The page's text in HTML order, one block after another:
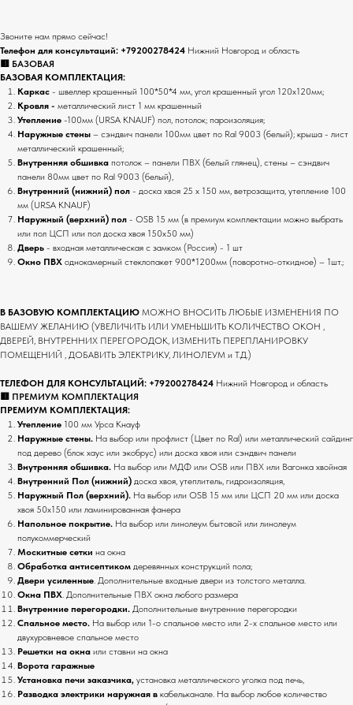
Звоните нам прямо сейчас!
Телефон для консультаций: +79200278424 Нижний Новгород и область
🟥 БАЗОВАЯ
БАЗОВАЯ КОМПЛЕКТАЦИЯ:
Каркас - швеллер крашенный 100*50*4 мм, угол крашенный угол 120х120мм;
Кровля - металлический лист 1 мм крашенный
Утепление -100мм (URSA KNAUF) пол, потолок; пароизоляция;
Наружные стены – сэндвич панели 100мм цвет по Ral 9003 (белый); крыша - лист
металлический крашенный;
Внутренняя обшивка потолок – панели ПВХ (белый глянец), стены – сэндвич
панели 80мм цвет по Ral 9003 (белый),
Внутренний (нижний) пол - доска хвоя 25 х 150 мм, ветрозащита, утепление 100
мм (URSA KNAUF)
Наружный (верхний) пол - OSB 15 мм (в премиум комплектации можно выбрать
или пол ЦСП или пол доска хвоя 150х50 мм)
Дверь - входная металлическая с замком (Россия) - 1 шт
Окно ПВХ однокамерный стеклопакет 900*1200мм (поворотно-откидное) – 1шт.;
В БАЗОВУЮ КОМПЛЕКТАЦИЮ МОЖНО ВНОСИТЬ ЛЮБЫЕ ИЗМЕНЕНИЯ ПО
ВАШЕМУ ЖЕЛАНИЮ (УВЕЛИЧИТЬ ИЛИ УМЕНЬШИТЬ КОЛИЧЕСТВО ОКОН ,
ДВЕРЕЙ, ВНУТРЕННИХ ПЕРЕГОРОДОК, ИЗМЕНИТЬ ПЕРЕПЛАНИРОВКУ
ПОМЕЩЕНИЙ , ДОБАВИТЬ ЭЛЕКТРИКУ, ЛИНОЛЕУМ и Т.Д.)
ТЕЛЕФОН ДЛЯ КОНСУЛЬТАЦИЙ: +79200278424 Нижний Новгород и область
🟥 ПРЕМИУМ КОМПЛЕКТАЦИЯ
ПРЕМИУМ КОМПЛЕКТАЦИЯ:
Утепление 100 мм Урса Кнауф
Наружные стены. На выбор или профлист (Цвет по Ral) или металлический сайдинг
под дерево (блок хаус или экобрус) или доска хвоя или сэндвич панели
Внутренняя обшивка. На выбор или МДФ или OSB или ПВХ или Вагонка хвойная
Внутренний Пол (нижний) доска хвоя, утеплитель, гидроизоляция,
Наружный Пол (верхний). На выбор или OSB 15 мм или ЦСП 20 мм или доска
хвоя 50х150 или ламинированная фанера
Напольное покрытие. На выбор или линолеум бытовой или линолеум
полукоммерческий
Москитные сетки на окна
Обработка антисептиком деревянных конструкций пола;
Двери усиленные . Дополнительные входные двери из толстого металла.
Окна ПВХ . Дополнительные ПВХ окна любого размера
Внутренние перегородки. Дополнительные внутренние перегородки
Спальное место. На выбор или 1-о спальное место или 2-х спальное место или
двухуровневое спальное место
Решетки на окна или ставни на окна
Ворота гаражные
Установка печи заказчика, установка металлического уголка под печь,
Разводка электрики наружная в кабельканале. На выбор любое количество